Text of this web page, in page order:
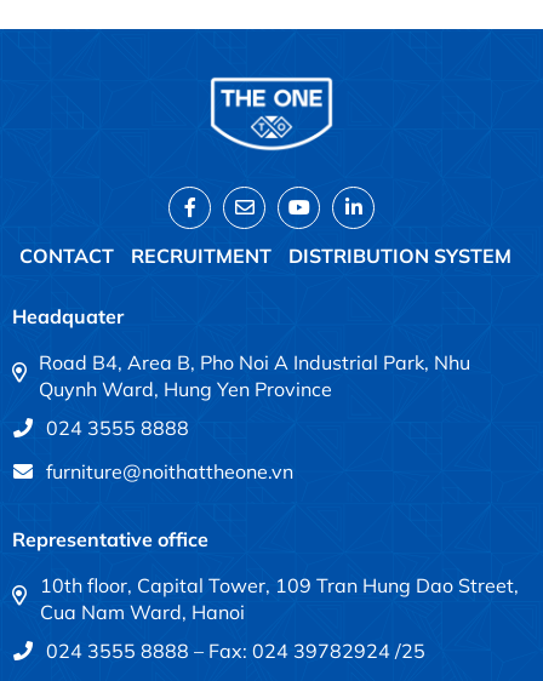
CONTACT RECRUITMENT DISTRIBUTION SYSTEM
Headquater
Road B4, Area B, Pho Noi A Industrial Park, Nhu
Quynh Ward, Hung Yen Province
024 3555 8888
furniture@noithattheone.vn
Representative office
10th floor, Capital Tower, 109 Tran Hung Dao Street,
Cua Nam Ward, Hanoi
024 3555 8888 – Fax: 024 39782924 /25